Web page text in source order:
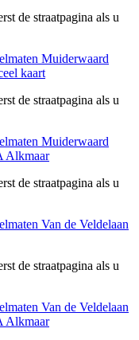
de straatpagina als u
Muiderwaard
kaart
de straatpagina als u
Muiderwaard
Alkmaar
de straatpagina als u
Van de Veldelaan
de straatpagina als u
Van de Veldelaan
Alkmaar